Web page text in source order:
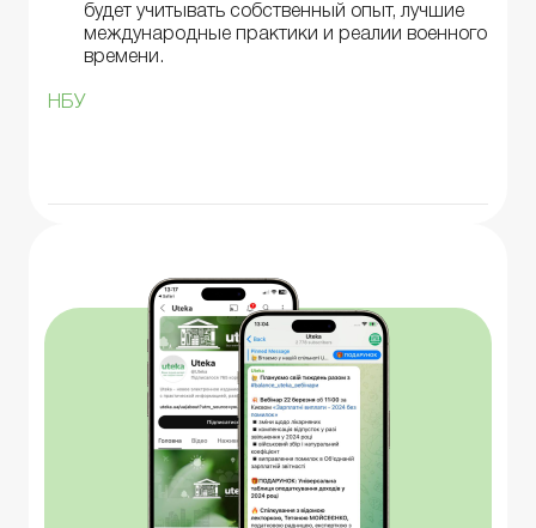
будет учитывать собственный опыт, лучшие
международные практики и реалии военного
времени.
НБУ